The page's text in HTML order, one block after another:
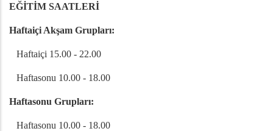
EĞİTİM SAATLERİ
Haftaiçi Akşam Grupları:
Haftaiçi 15.00 - 22.00
Haftasonu 10.00 - 18.00
Haftasonu Grupları:
Haftasonu 10.00 - 18.00